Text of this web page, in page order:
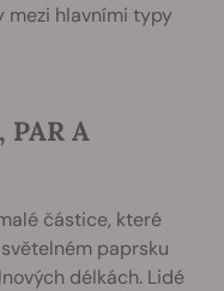
mezi hlavními typy
PAR A
částice, které
paprsku
délkách. Lidé